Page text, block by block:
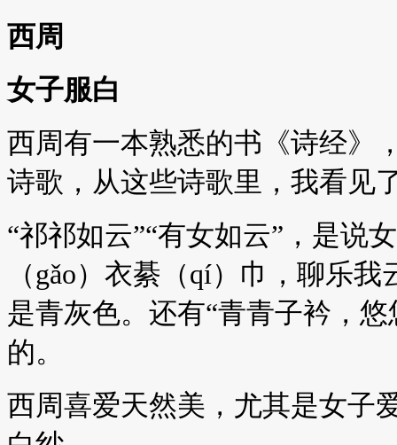
西周
女子服白
西周有一本熟悉的书《诗经》
诗歌，从这些诗歌里，我看见
“祁祁如云”“有女如云”，是说
（gǎo）衣綦（qí）巾，聊乐
是青灰色。还有“青青子衿，
的。
西周喜爱天然美，尤其是女子